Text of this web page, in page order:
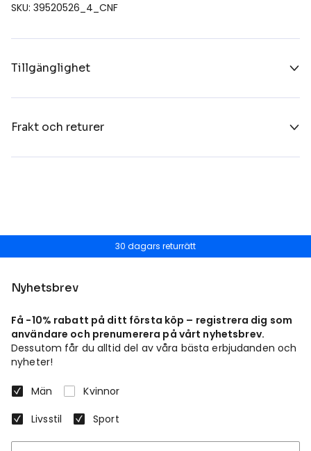
SKU: 39520526_4_CNF
Tillgänglighet
Frakt och returer
30 dagars returrätt
Nyhetsbrev
Få -10% rabatt på ditt första köp – registrera dig som
användare och prenumerera på vårt nyhetsbrev.
Dessutom får du alltid del av våra bästa erbjudanden och
nyheter!
Män
Kvinnor
Livsstil
Sport